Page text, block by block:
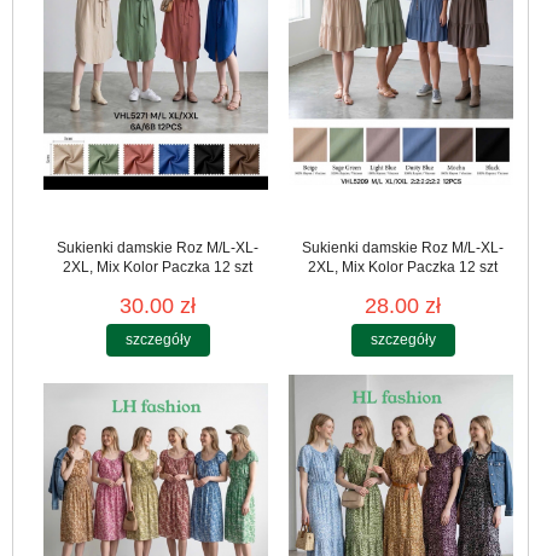
Sukienki damskie Roz M/L-XL-
2XL, Mix Kolor Paczka 12 szt
30.00 zł
szczegóły
Sukienki damskie Roz M/L-XL-
2XL, Mix Kolor Paczka 12 szt
28.00 zł
szczegóły